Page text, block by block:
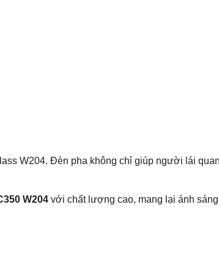
W204. Đèn pha không chỉ giúp người lái
W204 với chất lượng cao, mang lại ánh